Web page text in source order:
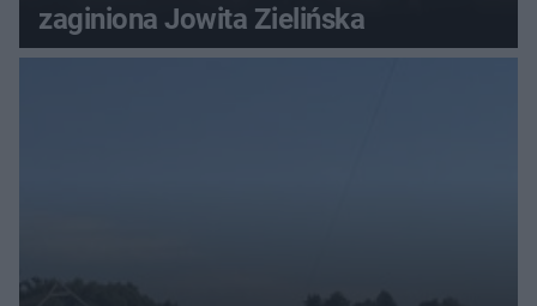
zaginiona Jowita Zielińska